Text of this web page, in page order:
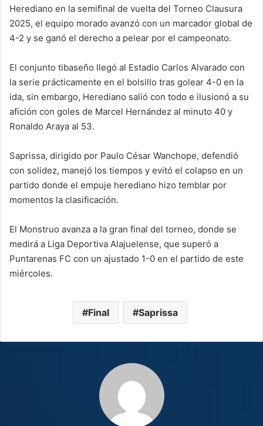
Herediano en la semifinal de vuelta del Torneo Clausura
2025, el equipo morado avanzó con un marcador global de
4-2 y se ganó el derecho a pelear por el campeonato.
El conjunto tibaseño llegó al Estadio Carlos Alvarado con
la serie prácticamente en el bolsillo tras golear 4-0 en la
ida, sin embargo, Herediano salió con todo e ilusionó a su
afición con goles de Marcel Hernández al minuto 40 y
Ronaldo Araya al 53.
Saprissa, dirigido por Paulo César Wanchope, defendió
con solidez, manejó los tiempos y evitó el colapso en un
partido donde el empuje herediano hizo temblar por
momentos la clasificación.
El Monstruo avanza a la gran final del torneo, donde se
medirá a Liga Deportiva Alajuelense, que superó a
Puntarenas FC con un ajustado 1-0 en el partido de este
miércoles.
Final Saprissa